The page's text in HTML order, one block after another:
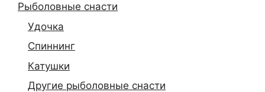
Рыболовные снасти
Удочка
Спиннинг
Катушки
Другие рыболовные снасти